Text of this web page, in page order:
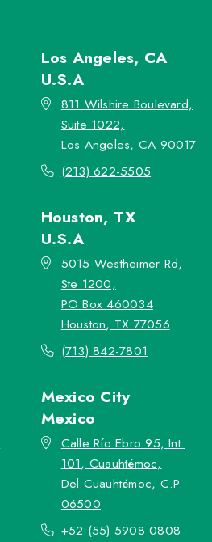
Los Angeles, CA
U.S.A
811 Wilshire Boulevard,
Suite 1022,
Los Angeles, CA 90017
(213) 622-5505
Houston, TX
U.S.A
5015 Westheimer Rd,
Ste 1200,
PO Box 460034
Houston, TX 77056
(713) 842-7801
Mexico City
Mexico
Calle Río Ebro 95, Int.
101, Cuauhtémoc,
Del.Cuauhtémoc, C.P.
06500
+52 (55) 5908 0808